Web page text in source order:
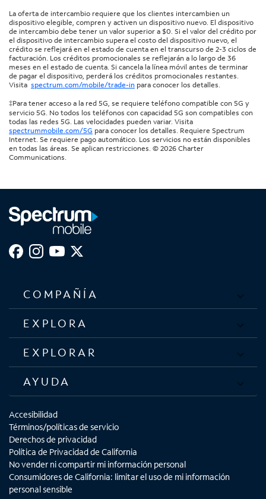
La oferta de intercambio requiere que los clientes intercambien un
dispositivo elegible, compren y activen un dispositivo nuevo. El dispositivo
de intercambio debe tener un valor superior a $0. Si el valor del crédito por
el dispositivo de intercambio supera el costo del dispositivo nuevo, el
crédito se reflejará en el estado de cuenta en el transcurso de 2-3 ciclos de
facturación. Los créditos promocionales se reflejarán a lo largo de 36
meses en el estado de cuenta. Si cancela la línea móvil antes de terminar
de pagar el dispositivo, perderá los créditos promocionales restantes.
Visita spectrum.com/mobile/trade-in para conocer los detalles.
‡Para tener acceso a la red 5G, se requiere teléfono compatible con 5G y
servicio 5G. No todos los teléfonos con capacidad 5G son compatibles con
todas las redes 5G. Las velocidades pueden variar. Visita
spectrummobile.com/5G para conocer los detalles. Requiere Spectrum
Internet. Se requiere pago automático. Los servicios no están disponibles
en todas las áreas. Se aplican restricciones. © 2026 Charter
Communications.
COMPAÑÍA
EXPLORA
EXPLORAR
AYUDA
Accesibilidad
Términos/políticas de servicio
Derechos de privacidad
Política de Privacidad de California
No vender ni compartir mi información personal
Consumidores de California: limitar el uso de mi información
personal sensible